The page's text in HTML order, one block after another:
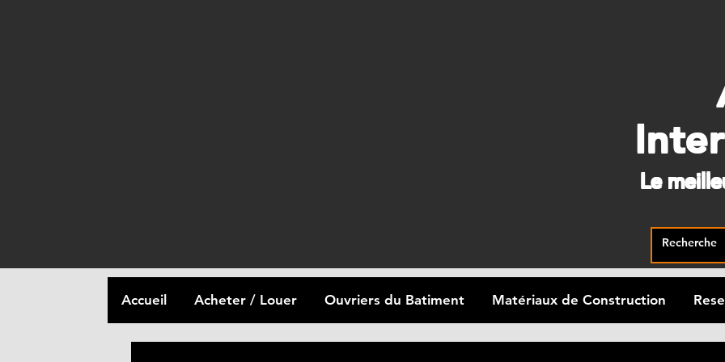
Le
Accueil Acheter / Louer Ouvriers du Batiment Matériaux de Construction